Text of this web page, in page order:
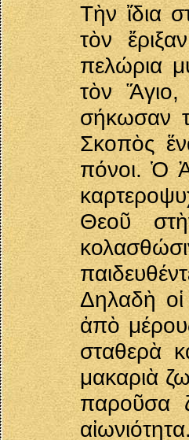
Τὴν ἴδια
τὸν
πελώρια
τὸν Ἅγιο,
σήκωσαν
Σκοπὸς
πόνοι. Ὁ
Θεοῦ
Δηλαδὴ
ἀπὸ
σταθερὰ
μακαριὰ
παροῦσα